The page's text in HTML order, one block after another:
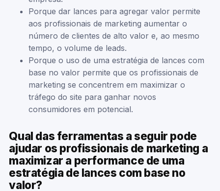
Porque dar lances para agregar valor permite
aos profissionais de marketing aumentar o
número de clientes de alto valor e, ao mesmo
tempo, o volume de leads.
Porque o uso de uma estratégia de lances com
base no valor permite que os profissionais de
marketing se concentrem em maximizar o
tráfego do site para ganhar novos
consumidores em potencial.
Qual das ferramentas a seguir pode
ajudar os profissionais de marketing a
maximizar a performance de uma
estratégia de lances com base no
valor?